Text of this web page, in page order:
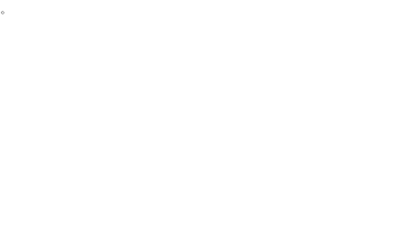
。